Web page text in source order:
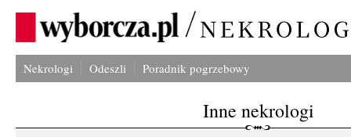
Nekrologi Odeszli Poradnik pogrzebowy
Inne nekrologi